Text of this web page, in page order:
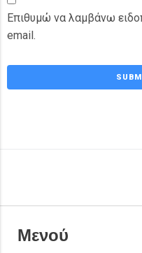
Επιθυμώ να λαμβάνω
email.
Μενού